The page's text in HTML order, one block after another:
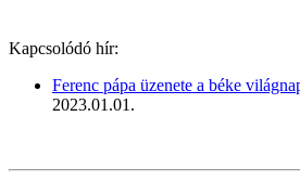
Kapcsolódó hír:
Ferenc pápa üzenete a béke
2023.01.01.